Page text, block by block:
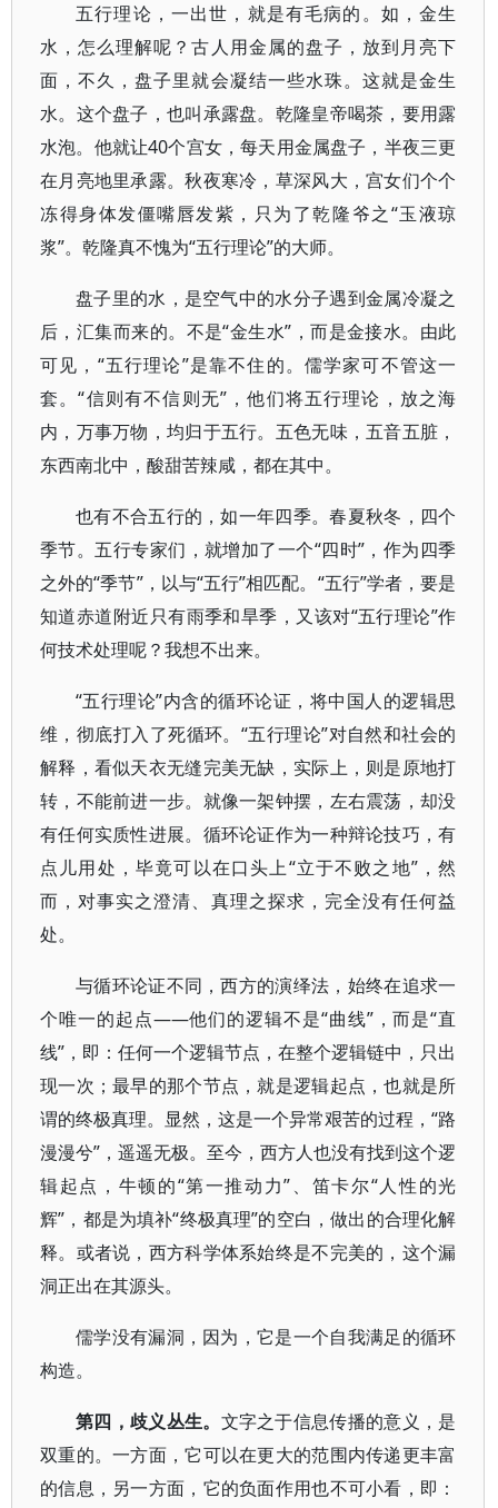
五行理论，一出世，就是有毛病的。如，金生
水，怎么理解呢？古人用金属的盘子，放到月亮下
面，不久，盘子里就会凝结一些水珠。这就是金生
水。这个盘子，也叫承露盘。乾隆皇帝喝茶，要用露
水泡。他就让40个宫女，每天用金属盘子，半夜三更
在月亮地里承露。秋夜寒冷，草深风大，宫女们个个
冻得身体发僵嘴唇发紫，只为了乾隆爷之“玉液琼
浆”。乾隆真不愧为“五行理论”的大师。
盘子里的水，是空气中的水分子遇到金属冷凝之
后，汇集而来的。不是“金生水”，而是金接水。由此
可见，“五行理论”是靠不住的。儒学家可不管这一
套。“信则有不信则无”，他们将五行理论，放之海
内，万事万物，均归于五行。五色无味，五音五脏，
东西南北中，酸甜苦辣咸，都在其中。
也有不合五行的，如一年四季。春夏秋冬，四个
季节。五行专家们，就增加了一个“四时”，作为四季
之外的“季节”，以与“五行”相匹配。“五行”学者，要是
知道赤道附近只有雨季和旱季，又该对“五行理论”作
何技术处理呢？我想不出来。
“五行理论”内含的循环论证，将中国人的逻辑思
维，彻底打入了死循环。“五行理论”对自然和社会的
解释，看似天衣无缝完美无缺，实际上，则是原地打
转，不能前进一步。就像一架钟摆，左右震荡，却没
有任何实质性进展。循环论证作为一种辩论技巧，有
点儿用处，毕竟可以在口头上“立于不败之地”，然
而，对事实之澄清、真理之探求，完全没有任何益
处。
与循环论证不同，西方的演绎法，始终在追求一
个唯一的起点——他们的逻辑不是“曲线”，而是“直
线”，即：任何一个逻辑节点，在整个逻辑链中，只出
现一次；最早的那个节点，就是逻辑起点，也就是所
谓的终极真理。显然，这是一个异常艰苦的过程，“路
漫漫兮”，遥遥无极。至今，西方人也没有找到这个逻
辑起点，牛顿的“第一推动力”、笛卡尔“人性的光
辉”，都是为填补“终极真理”的空白，做出的合理化解
释。或者说，西方科学体系始终是不完美的，这个漏
洞正出在其源头。
儒学没有漏洞，因为，它是一个自我满足的循环
构造。
第四，歧义丛生。 文字之于信息传播的意义，是
双重的。一方面，它可以在更大的范围内传递更丰富
的信息，另一方面，它的负面作用也不可小看，即：